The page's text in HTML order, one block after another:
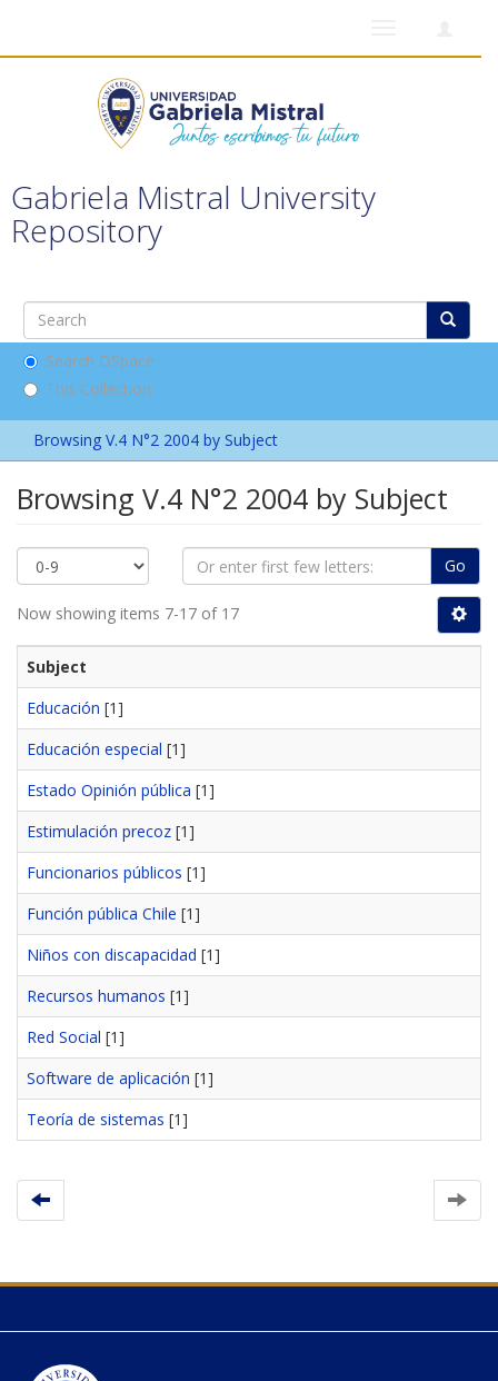
Gabriela Mistral University
Repository
Search DSpace
This Collection
Browsing V.4 N°2 2004 by Subject
Browsing V.4 N°2 2004 by Subject
Go
Now showing items 7-17 of 17
Subject
Educación [1]
Educación especial [1]
Estado Opinión pública [1]
Estimulación precoz [1]
Funcionarios públicos [1]
Función pública Chile [1]
Niños con discapacidad [1]
Recursos humanos [1]
Red Social [1]
Software de aplicación [1]
Teoría de sistemas [1]